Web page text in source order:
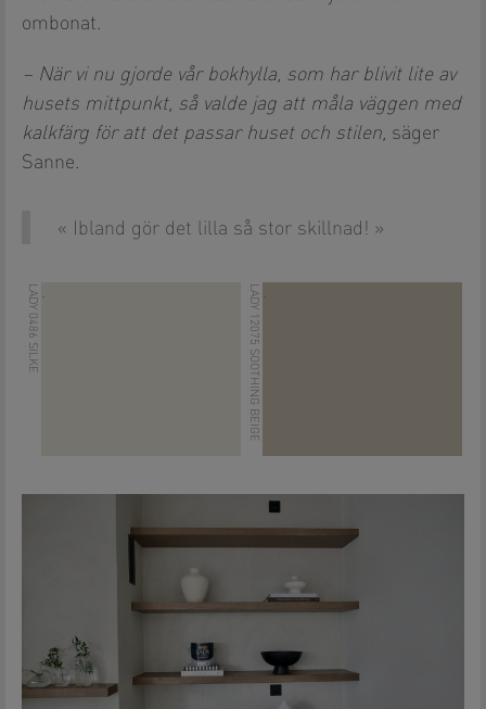
ombonat.
– När vi nu gjorde vår bokhylla, som har blivit lite av
husets mittpunkt, så valde jag att måla väggen med
kalkfärg för att det passar huset och stilen, säger
Sanne.
Ibland gör det lilla så stor skillnad!
LADY 0486 SILKE . LADY 12075 SOOTHING BEIGE .